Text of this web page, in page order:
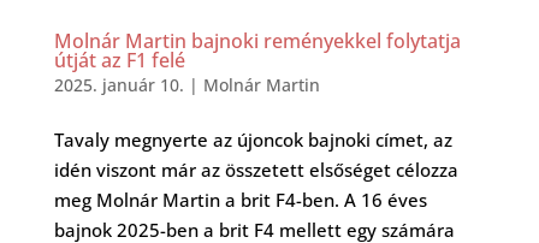
Molnár Martin bajnoki reményekkel folytatja
útját az F1 felé
2025. január 10. | Molnár Martin
Tavaly megnyerte az újoncok bajnoki címet, az
idén viszont már az összetett elsőséget célozza
meg Molnár Martin a brit F4-ben. A 16 éves
bajnok 2025-ben a brit F4 mellett egy számára